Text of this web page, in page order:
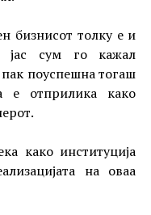
бизнисот толку е и
јас сум го кажал
поуспешна тогаш
е отприлика како
како институција
на оваа